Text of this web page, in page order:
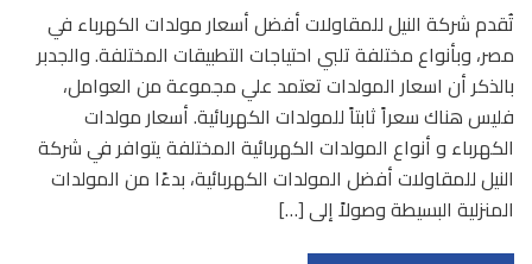
تُقدم شركة النيل للمقاولات أفضل أسعار مولدات الكهرباء في
مصر، وبأنواع مختلفة تلبي احتياجات التطبيقات المختلفة. والجدبر
بالذكر أن اسعار المولدات تعتمد علي مجموعة من العوامل،
فليس هناك سعراً ثابتاً للمولدات الكهربائية. أسعار مولدات
الكهرباء و أنواع المولدات الكهربائية المختلفة يتوافر في شركة
النيل للمقاولات أفضل المولدات الكهربائية، بدءًا من المولدات
المنزلية البسيطة وصولاً إلى […]